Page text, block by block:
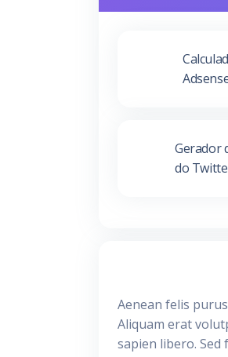
Gerador
do
Aenean felis
Aliquam erat
sapien libero. Sed